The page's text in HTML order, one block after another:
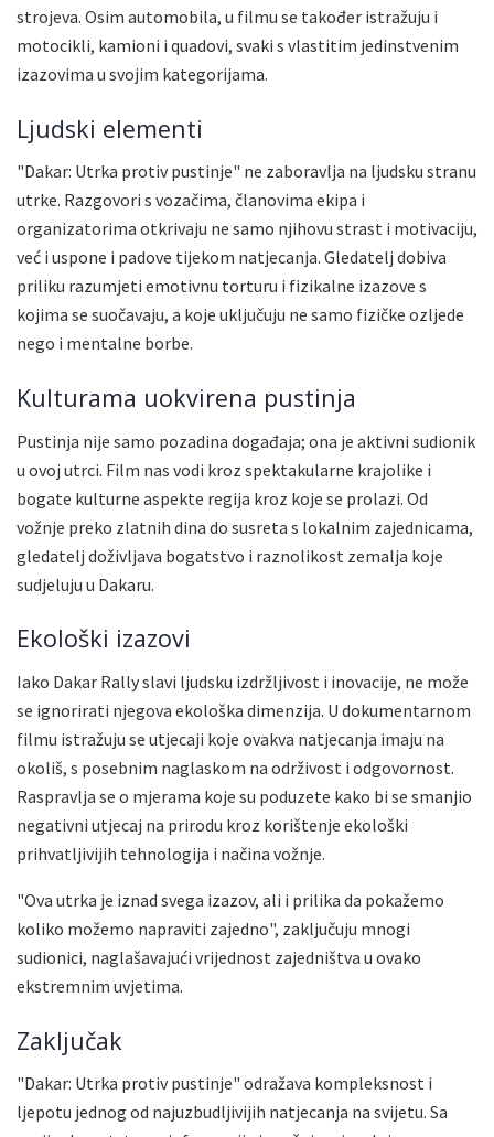
strojeva. Osim automobila, u filmu se također istražuju i
motocikli, kamioni i quadovi, svaki s vlastitim jedinstvenim
izazovima u svojim kategorijama.
Ljudski elementi
"Dakar: Utrka protiv pustinje" ne zaboravlja na ljudsku stranu
utrke. Razgovori s vozačima, članovima ekipa i
organizatorima otkrivaju ne samo njihovu strast i motivaciju,
već i uspone i padove tijekom natjecanja. Gledatelj dobiva
priliku razumjeti emotivnu torturu i fizikalne izazove s
kojima se suočavaju, a koje uključuju ne samo fizičke ozljede
nego i mentalne borbe.
Kulturama uokvirena pustinja
Pustinja nije samo pozadina događaja; ona je aktivni sudionik
u ovoj utrci. Film nas vodi kroz spektakularne krajolike i
bogate kulturne aspekte regija kroz koje se prolazi. Od
vožnje preko zlatnih dina do susreta s lokalnim zajednicama,
gledatelj doživljava bogatstvo i raznolikost zemalja koje
sudjeluju u Dakaru.
Ekološki izazovi
Iako Dakar Rally slavi ljudsku izdržljivost i inovacije, ne može
se ignorirati njegova ekološka dimenzija. U dokumentarnom
filmu istražuju se utjecaji koje ovakva natjecanja imaju na
okoliš, s posebnim naglaskom na održivost i odgovornost.
Raspravlja se o mjerama koje su poduzete kako bi se smanjio
negativni utjecaj na prirodu kroz korištenje ekološki
prihvatljivijih tehnologija i načina vožnje.
"Ova utrka je iznad svega izazov, ali i prilika da pokažemo
koliko možemo napraviti zajedno", zaključuju mnogi
sudionici, naglašavajući vrijednost zajedništva u ovako
ekstremnim uvjetima.
Zaključak
"Dakar: Utrka protiv pustinje" odražava kompleksnost i
ljepotu jednog od najuzbudljivijih natjecanja na svijetu. Sa